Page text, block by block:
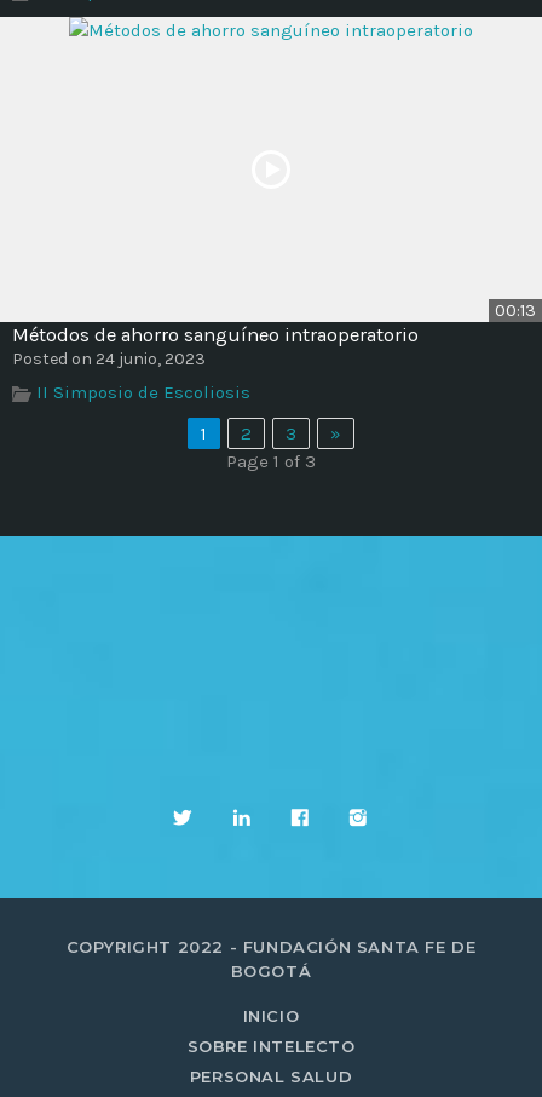
00:13
Métodos de ahorro sanguíneo intraoperatorio
Posted on 24 junio, 2023
II Simposio de Escoliosis
1
2 3
»
Page 1 of 3
COPYRIGHT 2022 - FUNDACIÓN SANTA FE DE
BOGOTÁ
INICIO
SOBRE INTELECTO
PERSONAL SALUD